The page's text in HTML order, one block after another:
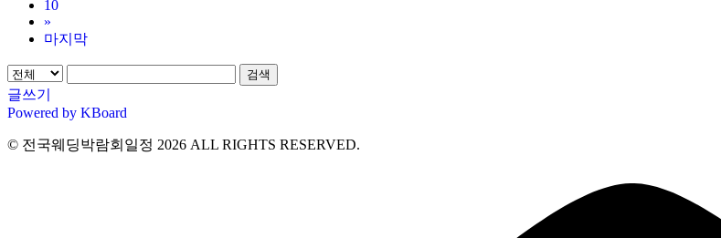
10
»
마지막
검색
글쓰기
Powered by KBoard
© 전국웨딩박람회일정 2026 ALL RIGHTS RESERVED.